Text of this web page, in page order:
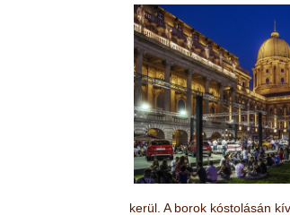
kerül. A borok kóstolásán